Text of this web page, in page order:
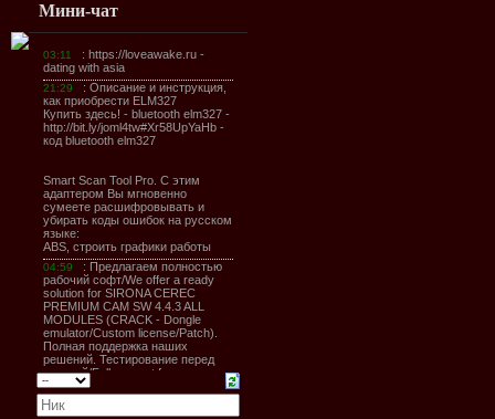
Мини-чат